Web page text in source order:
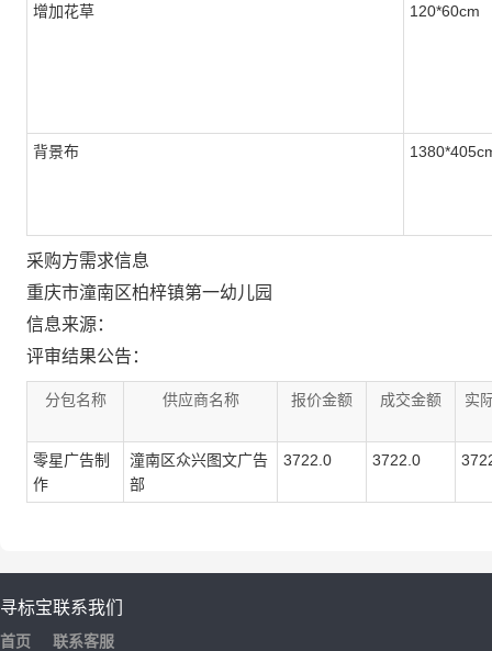
增加花草 120*60cm
背景布
采购方需求信息
重庆市潼南区柏梓镇第一幼儿园
信息来源：
评审结果公告：
分包名称 供应商名称 报价金额 成交金额 实
零星广告制
作
潼南区众兴图文广告
部
3722.0 3722.0
寻标宝
首页
联系我们
联系客服